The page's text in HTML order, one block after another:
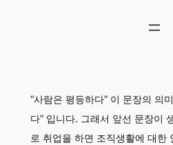
“사람은 평등하다” 이 문장의 의
다” 입니다. 그래서 앞선 문장이
로 취업을 하면 조직생활에 대한